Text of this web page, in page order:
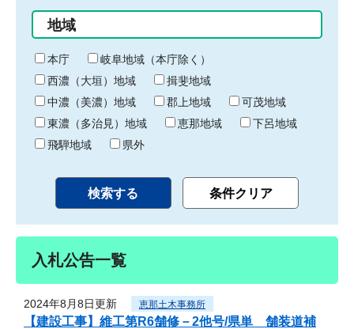
始
り
間
終
わ
り
地域
本庁
岐阜地域（本庁除く）
西濃（大垣）地域
揖斐地域
中濃（美濃）地域
郡上地域
可茂地域
東濃（多治見）地域
恵那地域
下呂地域
飛騨地域
県外
入札公告一覧
2024年8月8日更新 恵那土木事務所
【建設工事】維工第R6舗修－2他号/県単 舗装道補